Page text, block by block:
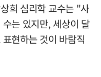
희 심리학 교수는 "사
는 있지만, 세상이 달
현하는 것이 바람직